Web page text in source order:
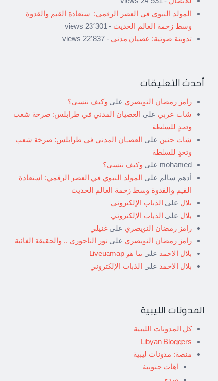
المولد النبوي في العصر الرقمي: استعادة القيم والقدوة
وسط زحمة العالم الحديث - 23٬301 views
تدوينة صوتية: عصيان مدني - 22٬837 views
أحدث التعليقات
رامز رمضان النويصري على وكيف ننسى؟
شات عربي على العصيان المدني في طرابلس: صرخة شعب
وتحدٍ للسلطة
شات حنين على العصيان المدني في طرابلس: صرخة شعب
وتحدٍ للسلطة
mohamed على وكيف ننسى؟
أدهم سالم على المولد النبوي في العصر الرقمي: استعادة
القيم والقدوة وسط زحمة العالم الحديث
بلال على الذباب الإلكتروني
بلال على الذباب الإلكتروني
رامز رمضان النويصري على غنيلي
رامز رمضان النويصري على نور التاجوري .. والحقيقة الغائبة
بلال الاحمد على ما هو Liveuamap
بلال الاحمد على الذباب الإلكتروني
المدونات الليبية
كل المدونات الليبية
Libyan Bloggers
منصة: مدونات ليبية
آهات جنوبية
صدى